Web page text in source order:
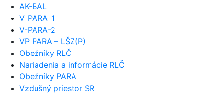
AK-BAL
V-PARA-1
V-PARA-2
VP PARA – LŠZ(P)
Obežníky RLČ
Nariadenia a informácie RLČ
Obežníky PARA
Vzdušný priestor SR